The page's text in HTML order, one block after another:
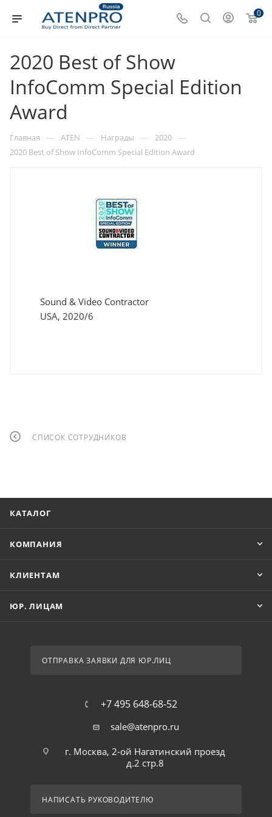
0
2020 Best of Show
InfoComm Special Edition
Award
Главная — ATEN — Награды — 2020 —
2020 Best of Show InfoComm Special Edition Award
Sound & Video Contractor
USA, 2020/6
СПИСОК СОТРУДНИКОВ
КАТАЛОГ
КОМПАНИЯ
КЛИЕНТАМ
ЮР. ЛИЦАМ
ОТПРАВКА ЗАЯВКИ ДЛЯ ЮР.ЛИЦ
+7 495 648-68-52
sale@atenpro.ru
г. Москва, 2-ой Нагатинский проезд
д.2 стр.8
НАПИСАТЬ РУКОВОДИТЕЛЮ